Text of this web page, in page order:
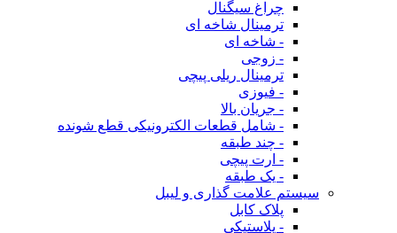
چراغ سیگنال
ترمینال شاخه ای
- شاخه ای
- زوجی
ترمینال ریلی پیچی
- فیوزی
- جریان بالا
- شامل قطعات الکترونیکی قطع شونده
- چند طبقه
- ارت پیچی
- یک طبقه
سیستم علامت گذاری و لیبل
پلاک کابل
- پلاستیکی